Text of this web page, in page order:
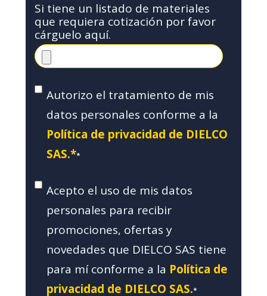
Si tiene un listado de materiales
que requiera cotización por favor
cárguelo aquí.
Autorizo el tratamiento de mis
datos personales conforme a la
Política de privacidad de DIELCO
SAS.**
Acepto el uso de mis datos
personales para recibir
promociones, ofertas y
novedades que DIELCO SAS tiene
para mí conforme a la Política de
privacidad de DIELCO SAS.*